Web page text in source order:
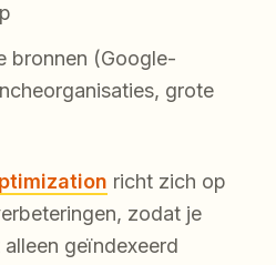
bronnen (Google-
grote
richt zich op
zodat je
geïndexeerd